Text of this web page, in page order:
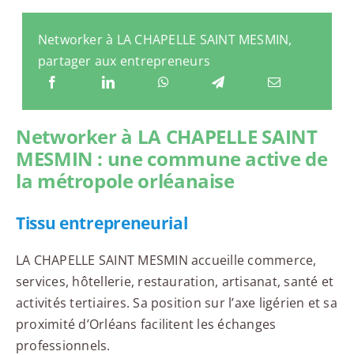
Networker à LA CHAPELLE SAINT MESMIN,
partager aux entrepreneurs
Networker à LA CHAPELLE SAINT
MESMIN : une commune active de
la métropole orléanaise
Tissu entrepreneurial
LA CHAPELLE SAINT MESMIN accueille commerce,
services, hôtellerie, restauration, artisanat, santé et
activités tertiaires. Sa position sur l’axe ligérien et sa
proximité d’Orléans facilitent les échanges
professionnels.